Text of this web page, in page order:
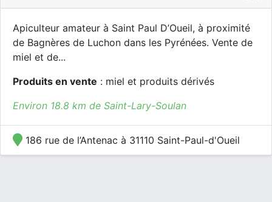
Apiculteur amateur à Saint Paul D’Oueil, à proximité
de Bagnères de Luchon dans les Pyrénées. Vente de
miel et de...
Produits en vente : miel et produits dérivés
Environ 18.8 km de Saint-Lary-Soulan
186 rue de l’Antenac à 31110 Saint-Paul-d'Oueil